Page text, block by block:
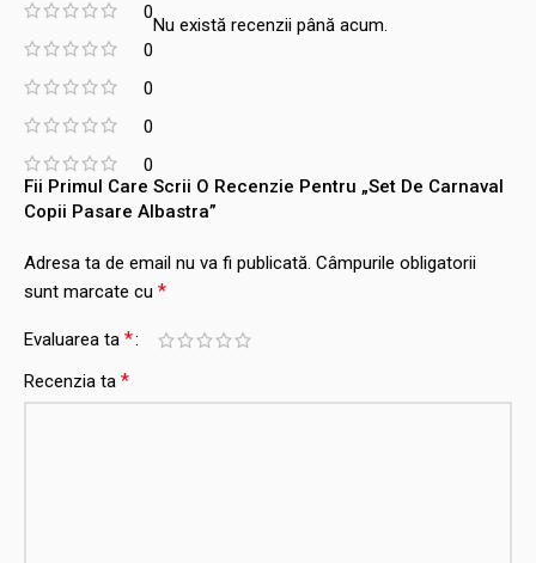
0
0
0
0
0
Nu există recenzii până acum.
Fii Primul Care Scrii O Recenzie Pentru „Set De Carnaval
Copii Pasare Albastra”
Adresa ta de email nu va fi publicată. Câmpurile obligatorii
sunt marcate cu *
Evaluarea ta *
Recenzia ta *